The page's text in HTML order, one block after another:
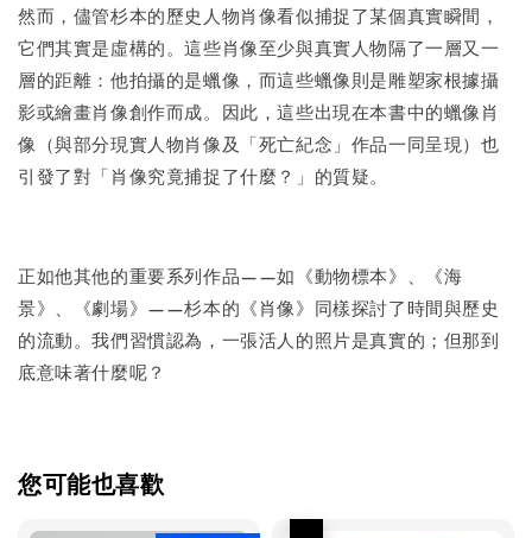
然而，儘管杉本的歷史人物肖像看似捕捉了某個真實瞬間，
它們其實是虛構的。這些肖像至少與真實人物隔了一層又一
層的距離：他拍攝的是蠟像，而這些蠟像則是雕塑家根據攝
影或繪畫肖像創作而成。因此，這些出現在本書中的蠟像肖
像（與部分現實人物肖像及「死亡紀念」作品一同呈現）也
引發了對「肖像究竟捕捉了什麼？」的質疑。
正如他其他的重要系列作品——如《動物標本》、《海
景》、《劇場》——杉本的《肖像》同樣探討了時間與歷史
的流動。我們習慣認為，一張活人的照片是真實的；但那到
底意味著什麼呢？
您可能也喜歡